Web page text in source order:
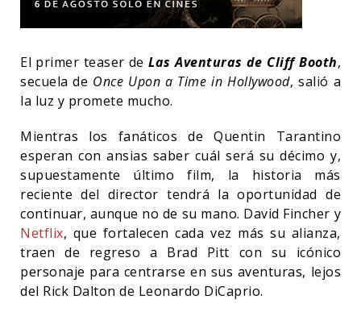
El primer teaser deLas Aventuras de Cliff Booth,
secuela de Once Upon a Time in Hollywood, salió a
la luz y promete mucho.
Mientras los fanáticos de Quentin Tarantino
esperan con ansias saber cuál será su décimo y,
supuestamente último film, la historia más
reciente del director tendrá la oportunidad de
continuar, aunque no de su mano. David Fincher y
Netflix, que fortalecen cada vez más su alianza,
traen de regreso a Brad Pitt con su icónico
personaje para centrarse en sus aventuras, lejos
del Rick Dalton de Leonardo DiCaprio.